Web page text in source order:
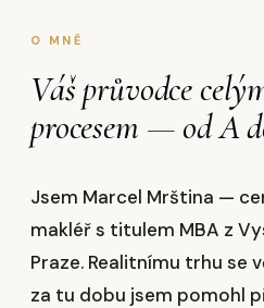
O MNĚ
Váš průvodce
procesem — od A
Jsem Marcel Mrština —
makléř s titulem MBA z
Praze. Realitnímu trhu se
za tu dobu jsem pomohl